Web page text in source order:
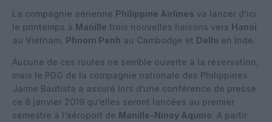
La compagnie aérienne Philippine Airlines va lancer d’ici
le printemps à Manille trois nouvelles liaisons vers Hanoi
au Vietnam, Phnom Penh au Cambodge et Delhi en Inde.
Aucune de ces routes ne semble ouverte à la réservation,
mais le PDG de la compagnie nationale des Philippines
Jaime Bautista a assuré lors d’une conférence de presse
ce 8 janvier 2019 qu’elles seront lancées au premier
semestre à l’aéroport de Manille-Ninoy Aquino. A partir